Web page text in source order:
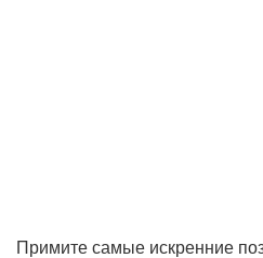
Примите самые искренние